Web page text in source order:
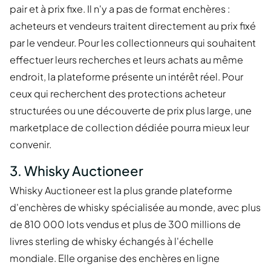
pair et à prix fixe. Il n'y a pas de format enchères :
acheteurs et vendeurs traitent directement au prix fixé
par le vendeur. Pour les collectionneurs qui souhaitent
effectuer leurs recherches et leurs achats au même
endroit, la plateforme présente un intérêt réel. Pour
ceux qui recherchent des protections acheteur
structurées ou une découverte de prix plus large, une
marketplace de collection dédiée pourra mieux leur
convenir.
3. Whisky Auctioneer
Whisky Auctioneer est la plus grande plateforme
d'enchères de whisky spécialisée au monde, avec plus
de 810 000 lots vendus et plus de 300 millions de
livres sterling de whisky échangés à l'échelle
mondiale. Elle organise des enchères en ligne